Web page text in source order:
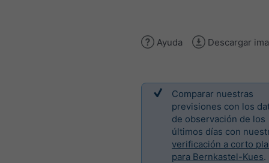
Ayuda Descargar
Comparar nuestras
previsiones con los
de observación de los
últimos días con
verificación a corto
para Bernkastel-Kues.